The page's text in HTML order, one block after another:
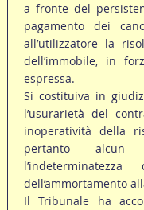
a fronte del
pagamento dei
all’utilizzatore la
dell’immobile, in
espressa.
Si costituiva in
l’usurarietà del
inoperatività della
pertanto alcun
dell’ammortamento
Il Tribunale ha